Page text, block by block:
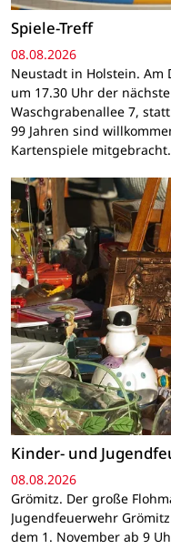
Spiele-Treff
08.08.2026
Neustadt in Holstein. Am
um 17.30 Uhr der
Waschgrabenallee 7,
99 Jahren sind
Kartenspiele
Kinder- und
08.08.2026
Grömitz. Der große
Jugendfeuerwehr
dem 1. November ab 9